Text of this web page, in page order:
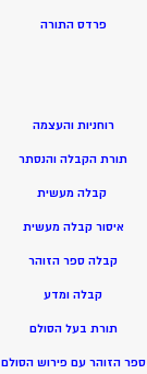
פרדס התורה
רוחניות והעצמה
תורת הקבלה והנסתר
קבלה מעשית
איסור קבלה מעשית
קבלה ספר הזוהר
קבלה ומדע
תורת בעל הסולם
ספר הזוהר עם פירוש הסולם